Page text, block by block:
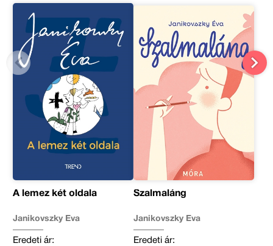
A lemez két oldala
Janikovszky Éva
Eredeti ár:
Szalmaláng
Janikovszky Éva
Eredeti ár: